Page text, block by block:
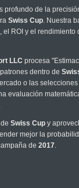
profundo de la
Swiss Cup. Nuestra
ROI y el rendimiento
LLC procesa
dentro de
o las
evaluación
Swiss Cupy
mejor la
de 2017.